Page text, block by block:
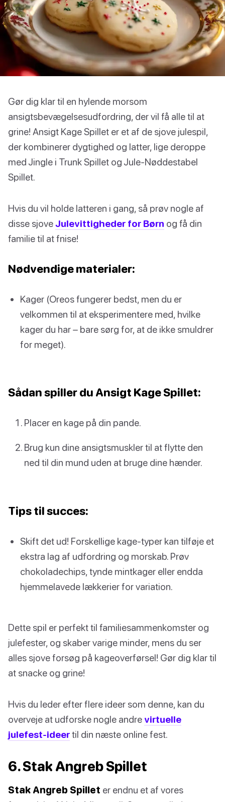
Gør dig klar til en hylende morsom
ansigtsbevægelsesudfordring, der vil få alle til at
grine! Ansigt Kage Spillet er et af de sjove julespil,
der kombinerer dygtighed og latter, lige deroppe
med Jingle i Trunk Spillet og Jule-Nøddestabel
Spillet.
Hvis du vil holde latteren i gang, så prøv nogle af
disse sjoveJulevittigheder for Børn og få din
familie til at fnise!
Nødvendige materialer:
Kager (Oreos fungerer bedst, men du er
velkommen til at eksperimentere med, hvilke
kager du har – bare sørg for, at de ikke smuldrer
for meget).
Sådan spiller du Ansigt Kage Spillet:
Placer en kage på din pande.
Brug kun dine ansigtsmuskler til at flytte den
ned til din mund uden at bruge dine hænder.
Tips til succes:
Skift det ud! Forskellige kage-typer kan tilføje et
ekstra lag af udfordring og morskab. Prøv
chokoladechips, tynde mintkager eller endda
hjemmelavede lækkerier for variation.
Dette spil er perfekt til familiesammenkomster og
julefester, og skaber varige minder, mens du ser
alles sjove forsøg på kageoverførsel! Gør dig klar til
at snacke og grine!
Hvis du leder efter flere ideer som denne, kan du
overveje at udforske nogle andre virtuelle
julefest-ideertil din næste online fest.
6. Stak Angreb Spillet
Stak Angreb Spillet er endnu et af vores